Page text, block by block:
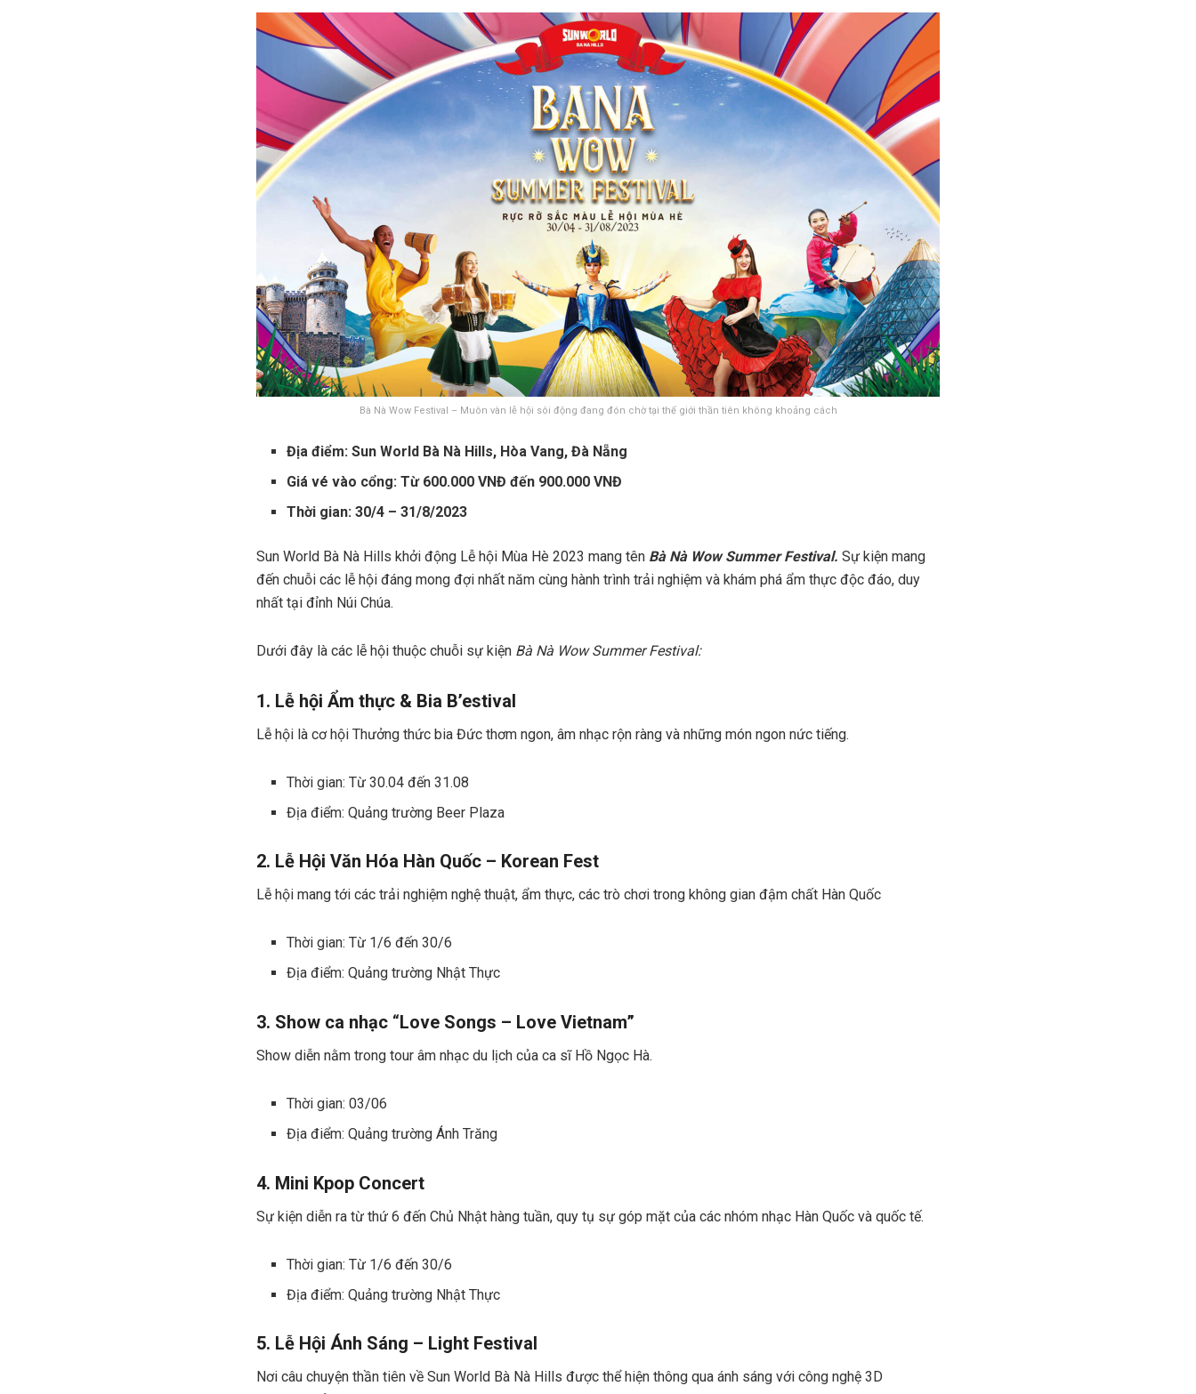
Bà Nà Wow Festival – Muôn vàn lễ hội sôi động đang đón chờ tại thế giới thần tiên không khoảng cách
Địa điểm: Sun World Bà Nà Hills, Hòa Vang, Đà Nẵng
Giá vé vào cổng: Từ 600.000 VNĐ đến 900.000 VNĐ
Thời gian: 30/4 – 31/8/2023
Sun World Bà Nà Hills khởi động Lễ hội Mùa Hè 2023 mang tên Bà Nà Wow Summer Festival. Sự kiện mang
đến chuỗi các lễ hội đáng mong đợi nhất năm cùng hành trình trải nghiệm và khám phá ẩm thực độc đáo, duy
nhất tại đỉnh Núi Chúa.
Dưới đây là các lễ hội thuộc chuỗi sự kiện Bà Nà Wow Summer Festival:
1. Lễ hội Ẩm thực & Bia B’estival
Lễ hội là cơ hội Thưởng thức bia Đức thơm ngon, âm nhạc rộn ràng và những món ngon nức tiếng.
Thời gian: Từ 30.04 đến 31.08
Địa điểm: Quảng trường Beer Plaza
2. Lễ Hội Văn Hóa Hàn Quốc – Korean Fest
Lễ hội mang tới các trải nghiệm nghệ thuật, ẩm thực, các trò chơi trong không gian đậm chất Hàn Quốc
Thời gian: Từ 1/6 đến 30/6
Địa điểm: Quảng trường Nhật Thực
3. Show ca nhạc “Love Songs – Love Vietnam”
Show diễn nằm trong tour âm nhạc du lịch của ca sĩ Hồ Ngọc Hà.
Thời gian: 03/06
Địa điểm: Quảng trường Ánh Trăng
4. Mini Kpop Concert
Sự kiện diễn ra từ thứ 6 đến Chủ Nhật hàng tuần, quy tụ sự góp mặt của các nhóm nhạc Hàn Quốc và quốc tế.
Thời gian: Từ 1/6 đến 30/6
Địa điểm: Quảng trường Nhật Thực
5. Lễ Hội Ánh Sáng – Light Festival
Nơi câu chuyện thần tiên về Sun World Bà Nà Hills được thể hiện thông qua ánh sáng với công nghệ 3D